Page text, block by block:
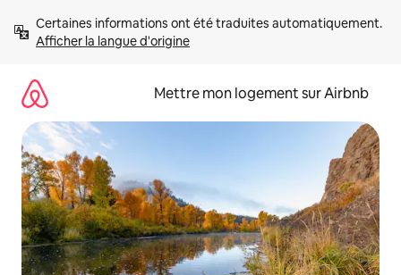
directement
Afficher la langue d'origine
Mettre mon logement sur Airbnb